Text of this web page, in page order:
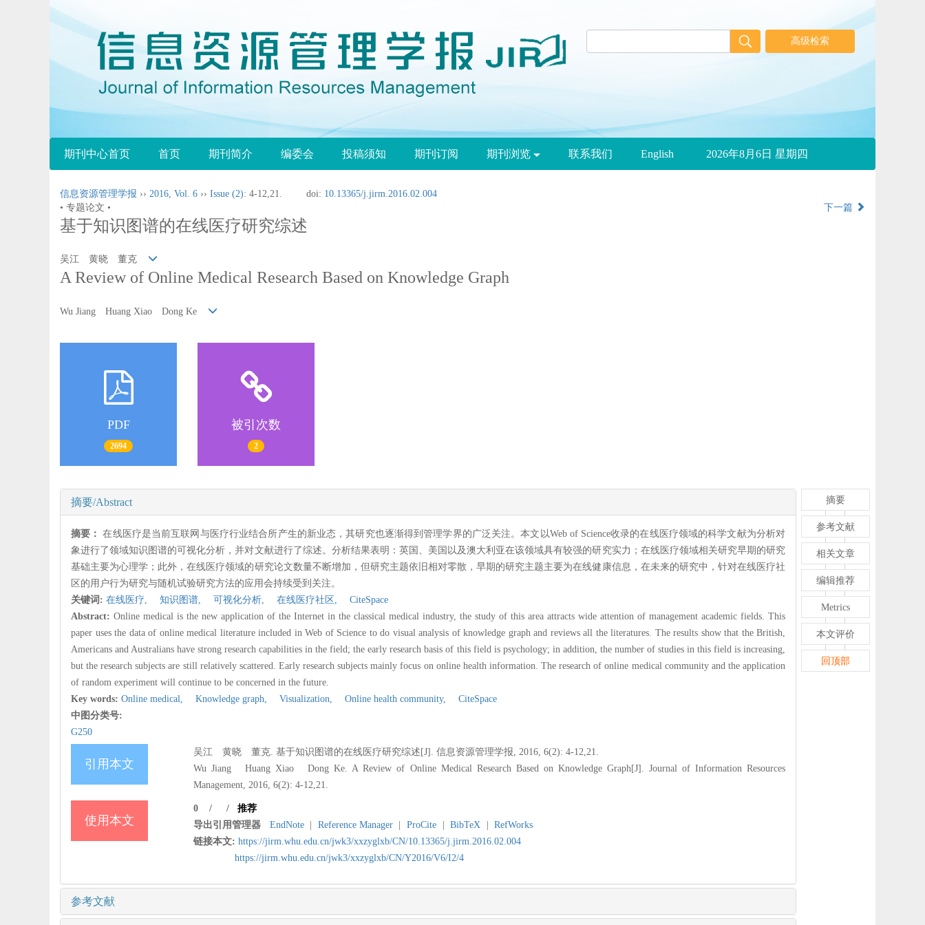
期刊中心首页 首页 期刊简介 编委会 投稿须知 期刊订阅 期刊浏览 联系我们 English 2026年8月6日 星期四
信息资源管理学报 ›› 2016, Vol. 6 ›› Issue (2): 4-12,21. doi: 10.13365/j.jirm.2016.02.004
• 专题论文 •
下一篇
基于知识图谱的在线医疗研究综述
吴江 黄晓 董克
A Review of Online Medical Research Based on Knowledge Graph
Wu Jiang Huang Xiao Dong Ke
PDF
2694
被引次数
2
摘要/Abstract
摘要：在线医疗是当前互联网与医疗行业结合所产生的新业态，其研究也逐渐得到管理学界的广泛关注。本文以Web of Science收录的在线医疗领域的科学文献为分析对
象进行了领域知识图谱的可视化分析，并对文献进行了综述。分析结果表明：英国、美国以及澳大利亚在该领域具有较强的研究实力；在线医疗领域相关研究早期的研究
基础主要为心理学；此外，在线医疗领域的研究论文数量不断增加，但研究主题依旧相对零散，早期的研究主题主要为在线健康信息，在未来的研究中，针对在线医疗社
区的用户行为研究与随机试验研究方法的应用会持续受到关注。
关键词: 在线医疗, 知识图谱, 可视化分析, 在线医疗社区,
CiteSpace
Abstract: Online medical is the new application of the Internet in the classical medical industry, the study of this area attracts wide attention of management academic fields. This
paper uses the data of online medical literature included in Web of Science to do visual analysis of knowledge graph and reviews all the literatures. The results show that the British,
Americans and Australians have strong research capabilities in the field; the early research basis of this field is psychology; in addition, the number of studies in this field is increasing,
but the research subjects are still relatively scattered. Early research subjects mainly focus on online health information. The research of online medical community and the application
of random experiment will continue to be concerned in the future.
Key words: Online medical, Knowledge graph, Visualization, Online health community,
CiteSpace
中图分类号:
G250
引用本文
吴江 黄晓 董克. 基于知识图谱的在线医疗研究综述[J]. 信息资源管理学报, 2016, 6(2): 4-12,21.
Wu Jiang Huang Xiao Dong Ke. A Review of Online Medical Research Based on Knowledge Graph[J]. Journal of Information Resources
Management, 2016, 6(2): 4-12,21.
使用本文
0 / / 推荐
导出引用管理器
EndNote Reference Manager ProCite BibTeX
RefWorks
链接本文: https://jirm.whu.edu.cn/jwk3/xxzyglxb/CN/10.13365/j.jirm.2016.02.004
https://jirm.whu.edu.cn/jwk3/xxzyglxb/CN/Y2016/V6/I2/4
参考文献
摘要
参考文献
相关文章
编辑推荐
Metrics
本文评价
回顶部